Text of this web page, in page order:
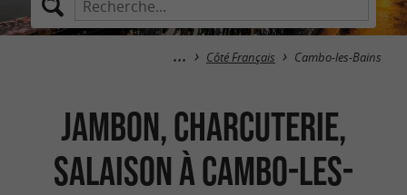
Côté Français Cambo-les-Bains
Jambon, Charcuterie,
Salaison à Cambo-les-